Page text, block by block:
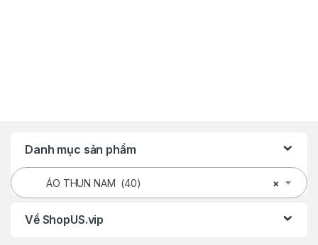
Danh mục sản phẩm
×
ÁO THUN NAM (40)
Về ShopUS.vip